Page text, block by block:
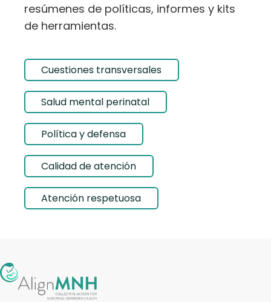
resúmenes de políticas, informes y kits
de herramientas.
Cuestiones transversales
Salud mental perinatal
Política y defensa
Calidad de atención
Atención respetuosa